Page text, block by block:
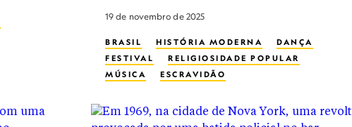
19 de novembro de 2025
BRASIL HISTÓRIA MODERNA
DANÇA
FESTIVAL
RELIGIOSIDADE POPULAR
MÚSICA
ESCRAVIDÃO